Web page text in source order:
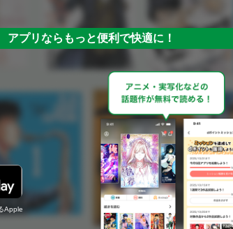
アプリならもっと便利で快適に！
Apple